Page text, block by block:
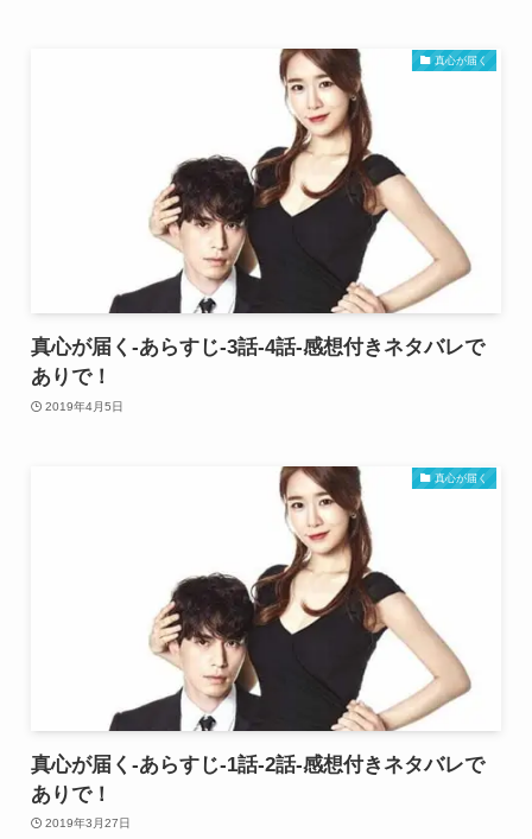
真心が届く
真心が届く-あらすじ-3話-4話-感想付きネタバレで
ありで！
2019年4月5日
真心が届く
真心が届く-あらすじ-1話-2話-感想付きネタバレで
ありで！
2019年3月27日